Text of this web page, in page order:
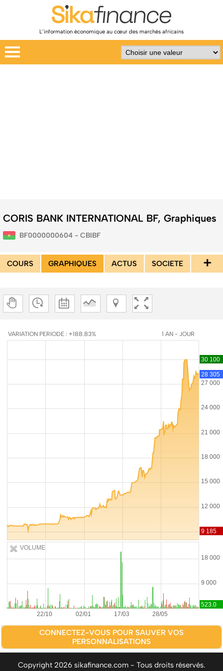
L’information économique au cœur des marchés africains
CORIS BANK INTERNATIONAL BF, Graphiques
BF0000000604 - CBIBF
COURS GRAPHIQUES ACTUS SOCIETE +
VARIATION PERIODE : +188.83% 1 AN - JOUR
VOLUME
CONNECTEZ-VOUS POUR SAUVER VOS
PERSONNALISATIONS
Copyright 2026 sikafinance.com - Tous droits réservés.